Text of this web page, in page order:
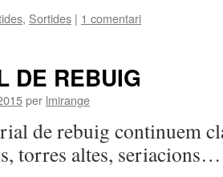
, Sortides | 1 comentari
DE REBUIG
per lmirange
de rebuig continuem
torres altes,